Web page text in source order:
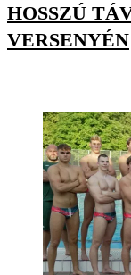
HOSSZÚ
VERSENYÉN